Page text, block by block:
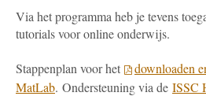
Via het programma heb je tevens
tutorials voor online onderwijs.
Stappenplan voor het
downloaden
MatLab. Ondersteuning via de ISSC